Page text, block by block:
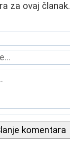
za ovaj članak.
komentara